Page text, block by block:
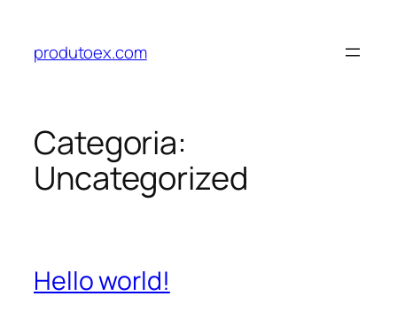
produtoex.com
Categoria:
Uncategorized
Hello world!